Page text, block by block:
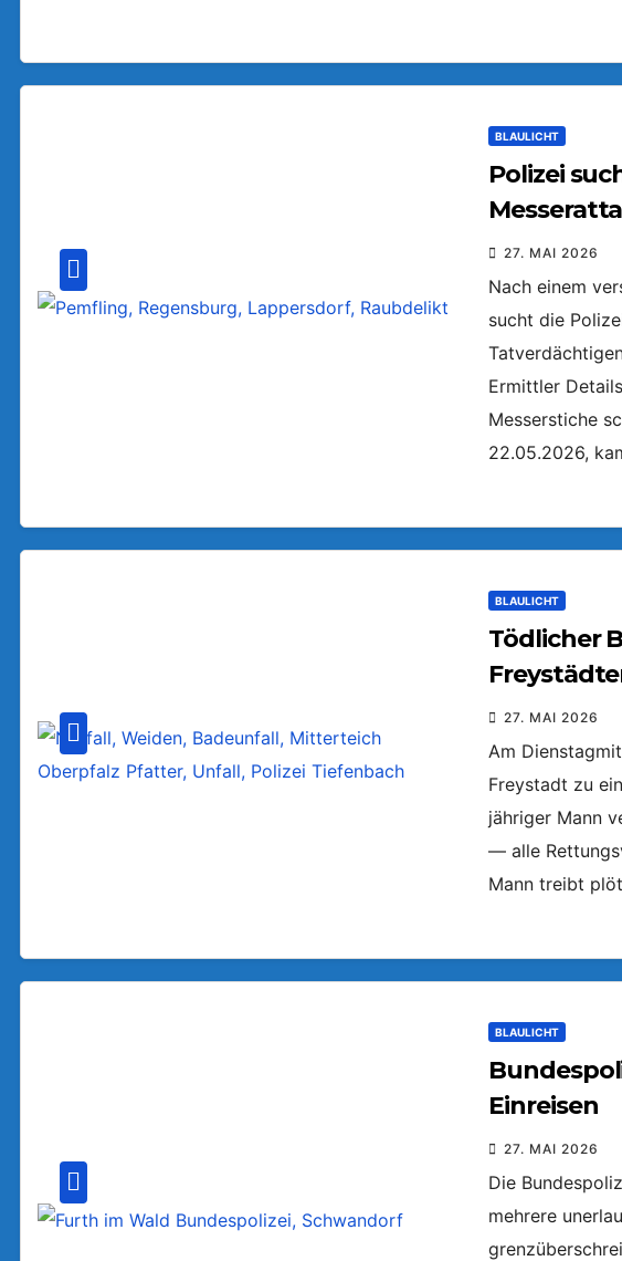
BLAULICHT
Polizei
27. MAI 2026
Nach einem
sucht die
Ermittler
Messerstiche
22.05.2026,
BLAULICHT
Tödlicher
27. MAI 2026
Am
Freystadt zu
jähriger Mann
— alle
Mann treibt
BLAULICHT
Einreisen
27. MAI 2026
Die
mehrere